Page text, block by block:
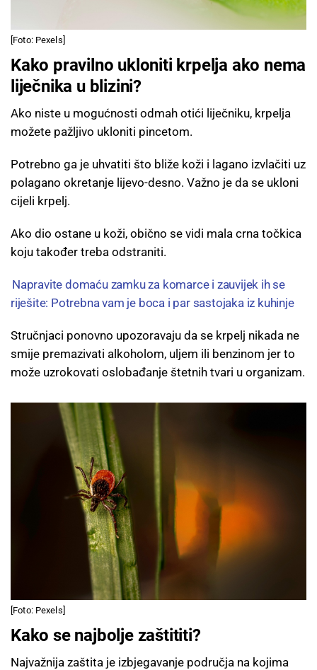
[Foto: Pexels]
Kako pravilno ukloniti krpelja ako nema
liječnika u blizini?
Ako niste u mogućnosti odmah otići liječniku, krpelja
možete pažljivo ukloniti pincetom.
Potrebno ga je uhvatiti što bliže koži i lagano izvlačiti uz
polagano okretanje lijevo-desno. Važno je da se ukloni
cijeli krpelj.
Ako dio ostane u koži, obično se vidi mala crna točkica
koju također treba odstraniti.
Napravite domaću zamku za komarce i zauvijek ih se
riješite: Potrebna vam je boca i par sastojaka iz kuhinje
Stručnjaci ponovno upozoravaju da se krpelj nikada ne
smije premazivati alkoholom, uljem ili benzinom jer to
može uzrokovati oslobađanje štetnih tvari u organizam.
[Foto: Pexels]
Kako se najbolje zaštititi?
Najvažnija zaštita je izbjegavanje područja na kojima